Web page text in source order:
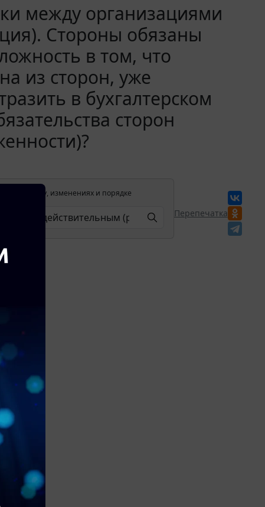
между организациями
Стороны обязаны
в том, что
из сторон, уже
в бухгалтерском
сторон
в силу, изменениях и порядке
Перепечатка